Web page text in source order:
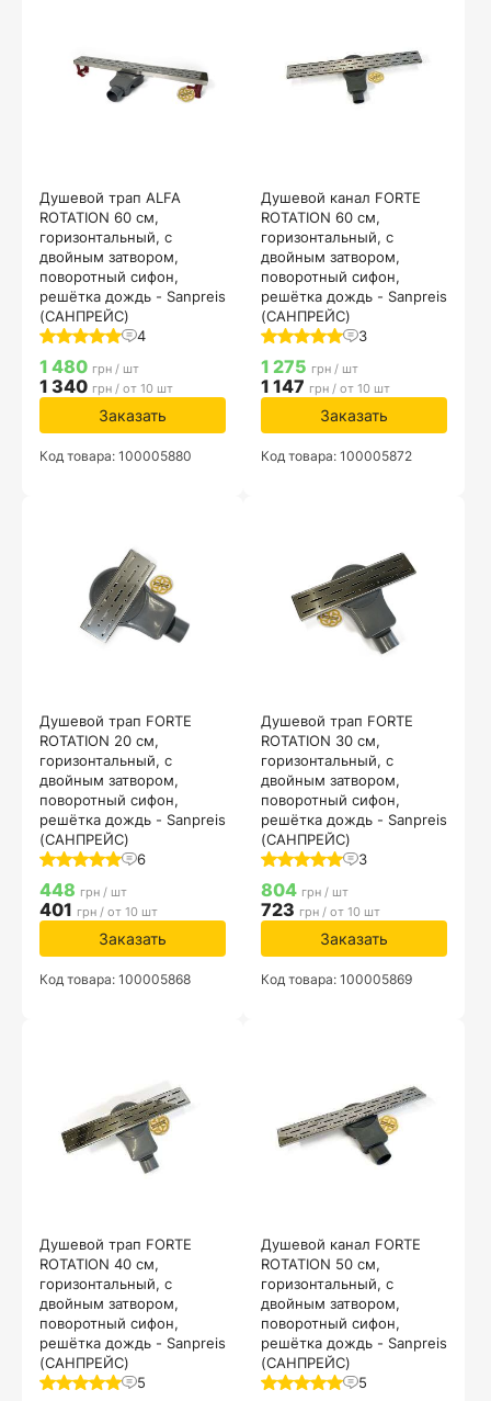
Душевой трап ALFA
ROTATION 60 см,
горизонтальный, с
двойным затвором,
поворотный сифон,
решётка дождь - Sanpreis
(САНПРЕЙС)
4
1 480 грн / шт
1 340 грн / от 10 шт
Заказать
Код товара: 100005880
Душевой канал FORTE
ROTATION 60 см,
горизонтальный, с
двойным затвором,
поворотный сифон,
решётка дождь - Sanpreis
(САНПРЕЙС)
3
1 275 грн / шт
1 147 грн / от 10 шт
Заказать
Код товара: 100005872
Душевой трап FORTE
ROTATION 20 см,
горизонтальный, с
двойным затвором,
поворотный сифон,
решётка дождь - Sanpreis
(САНПРЕЙС)
6
448 грн / шт
401 грн / от 10 шт
Заказать
Код товара: 100005868
Душевой трап FORTE
ROTATION 30 см,
горизонтальный, с
двойным затвором,
поворотный сифон,
решётка дождь - Sanpreis
(САНПРЕЙС)
3
804 грн / шт
723 грн / от 10 шт
Заказать
Код товара: 100005869
Душевой трап FORTE
ROTATION 40 см,
горизонтальный, с
двойным затвором,
поворотный сифон,
решётка дождь - Sanpreis
(САНПРЕЙС)
5
Душевой канал FORTE
ROTATION 50 см,
горизонтальный, с
двойным затвором,
поворотный сифон,
решётка дождь - Sanpreis
(САНПРЕЙС)
5